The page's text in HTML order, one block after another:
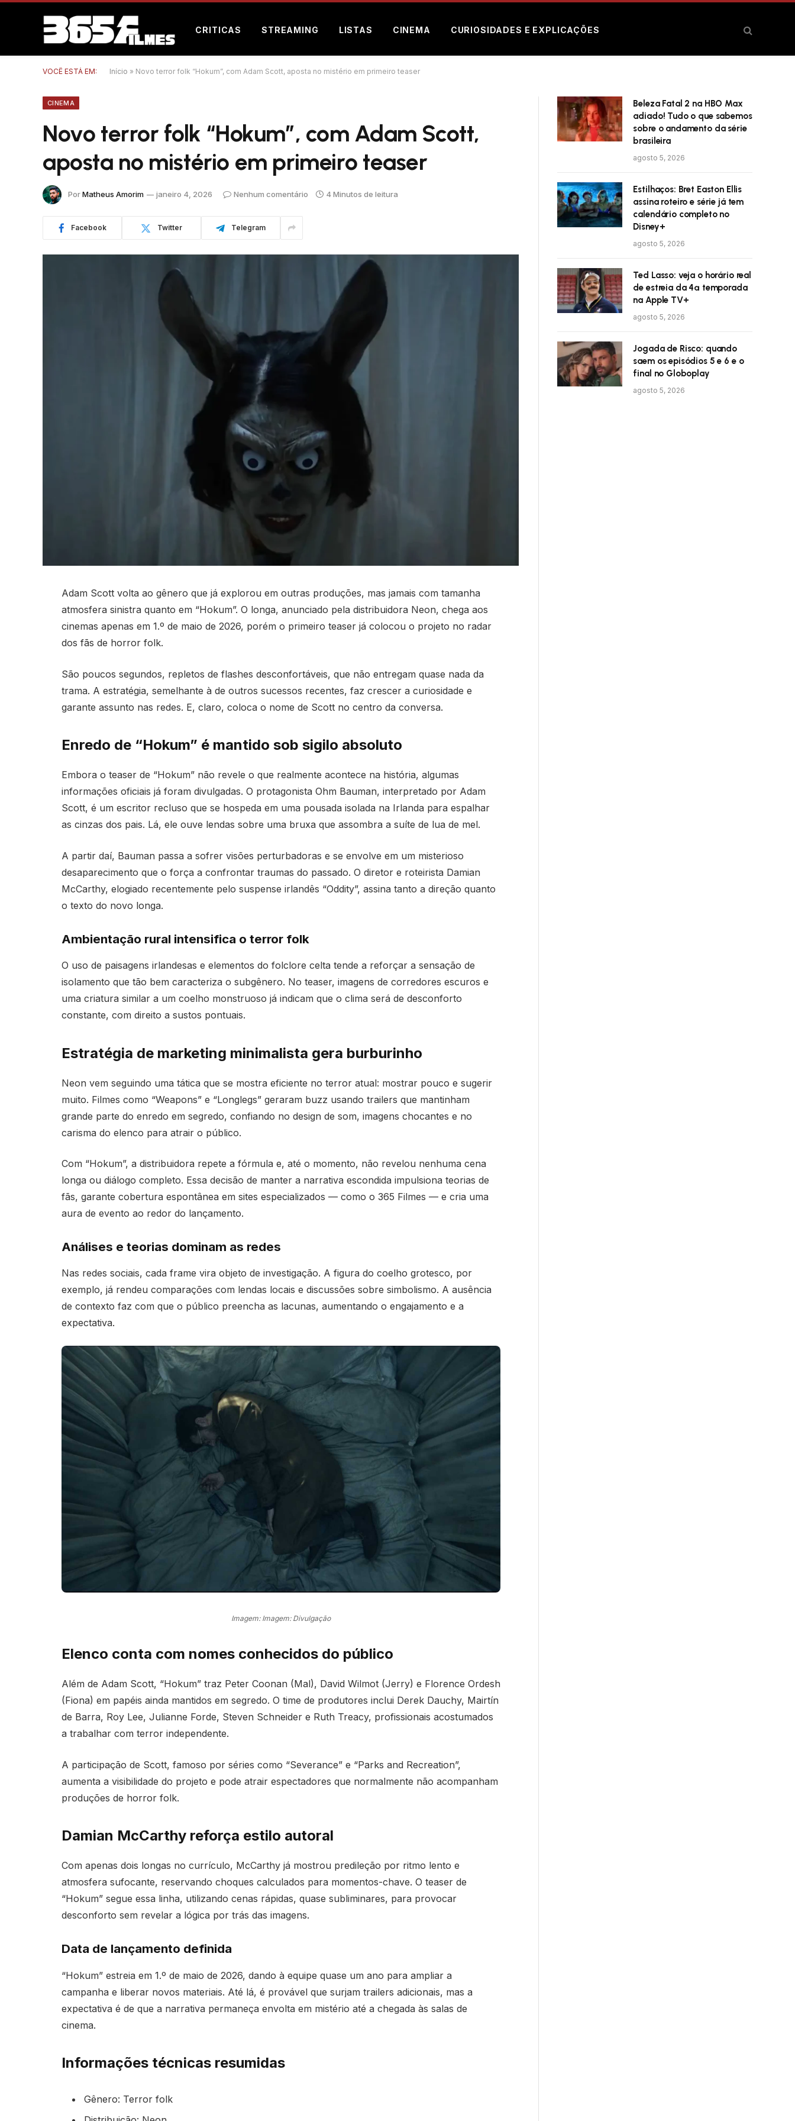
CRITICAS STREAMING LISTAS CINEMA CURIOSIDADES E EXPLICAÇÕES
VOCÊ ESTÁ EM: Início » Novo terror folk “Hokum”, com Adam Scott, aposta no mistério em primeiro teaser
CINEMA
Novo terror folk “Hokum”, com Adam Scott,
aposta no mistério em primeiro teaser
PorMatheus Amorim janeiro 4, 2026 Nenhum comentário 4 Minutos de leitura
Facebook Twitter Telegram
Adam Scott volta ao gênero que já explorou em outras produções, mas jamais com tamanha
atmosfera sinistra quanto em “Hokum”. O longa, anunciado pela distribuidora Neon, chega aos
cinemas apenas em 1.º de maio de 2026, porém o primeiro teaser já colocou o projeto no radar
dos fãs de horror folk.
São poucos segundos, repletos de flashes desconfortáveis, que não entregam quase nada da
trama. A estratégia, semelhante à de outros sucessos recentes, faz crescer a curiosidade e
garante assunto nas redes. E, claro, coloca o nome de Scott no centro da conversa.
Enredo de “Hokum” é mantido sob sigilo absoluto
Embora o teaser de “Hokum” não revele o que realmente acontece na história, algumas
informações oficiais já foram divulgadas. O protagonista Ohm Bauman, interpretado por Adam
Scott, é um escritor recluso que se hospeda em uma pousada isolada na Irlanda para espalhar
as cinzas dos pais. Lá, ele ouve lendas sobre uma bruxa que assombra a suíte de lua de mel.
A partir daí, Bauman passa a sofrer visões perturbadoras e se envolve em um misterioso
desaparecimento que o força a confrontar traumas do passado. O diretor e roteirista Damian
McCarthy, elogiado recentemente pelo suspense irlandês “Oddity”, assina tanto a direção quanto
o texto do novo longa.
Ambientação rural intensifica o terror folk
O uso de paisagens irlandesas e elementos do folclore celta tende a reforçar a sensação de
isolamento que tão bem caracteriza o subgênero. No teaser, imagens de corredores escuros e
uma criatura similar a um coelho monstruoso já indicam que o clima será de desconforto
constante, com direito a sustos pontuais.
Estratégia de marketing minimalista gera burburinho
Neon vem seguindo uma tática que se mostra eficiente no terror atual: mostrar pouco e sugerir
muito. Filmes como “Weapons” e “Longlegs” geraram buzz usando trailers que mantinham
grande parte do enredo em segredo, confiando no design de som, imagens chocantes e no
carisma do elenco para atrair o público.
Com “Hokum”, a distribuidora repete a fórmula e, até o momento, não revelou nenhuma cena
longa ou diálogo completo. Essa decisão de manter a narrativa escondida impulsiona teorias de
fãs, garante cobertura espontânea em sites especializados — como o 365 Filmes — e cria uma
aura de evento ao redor do lançamento.
Análises e teorias dominam as redes
Nas redes sociais, cada frame vira objeto de investigação. A figura do coelho grotesco, por
exemplo, já rendeu comparações com lendas locais e discussões sobre simbolismo. A ausência
de contexto faz com que o público preencha as lacunas, aumentando o engajamento e a
expectativa.
Imagem: Imagem: Divulgação
Elenco conta com nomes conhecidos do público
Além de Adam Scott, “Hokum” traz Peter Coonan (Mal), David Wilmot (Jerry) e Florence Ordesh
(Fiona) em papéis ainda mantidos em segredo. O time de produtores inclui Derek Dauchy, Mairtín
de Barra, Roy Lee, Julianne Forde, Steven Schneider e Ruth Treacy, profissionais acostumados
a trabalhar com terror independente.
A participação de Scott, famoso por séries como “Severance” e “Parks and Recreation”,
aumenta a visibilidade do projeto e pode atrair espectadores que normalmente não acompanham
produções de horror folk.
Damian McCarthy reforça estilo autoral
Com apenas dois longas no currículo, McCarthy já mostrou predileção por ritmo lento e
atmosfera sufocante, reservando choques calculados para momentos-chave. O teaser de
“Hokum” segue essa linha, utilizando cenas rápidas, quase subliminares, para provocar
desconforto sem revelar a lógica por trás das imagens.
Data de lançamento definida
“Hokum” estreia em 1.º de maio de 2026, dando à equipe quase um ano para ampliar a
campanha e liberar novos materiais. Até lá, é provável que surjam trailers adicionais, mas a
expectativa é de que a narrativa permaneça envolta em mistério até a chegada às salas de
cinema.
Informações técnicas resumidas
Gênero: Terror folk
Beleza Fatal 2 na HBO Max
adiado! Tudo o que sabemos
sobre o andamento da série
brasileira
agosto 5, 2026
Estilhaços: Bret Easton Ellis
assina roteiro e série já tem
calendário completo no
Disney+
agosto 5, 2026
Ted Lasso: veja o horário real
de estreia da 4ª temporada
na Apple TV+
agosto 5, 2026
Jogada de Risco: quando
saem os episódios 5 e 6 e o
final no Globoplay
agosto 5, 2026